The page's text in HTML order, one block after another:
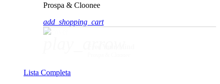
Prospa & Cloonee
add_shopping_cart
Lista Completa